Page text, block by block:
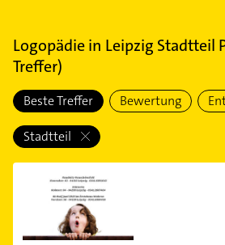
Logopädiein Leipzig Stadtteil
Treffer)
Beste Treffer Bewertung
Stadtteil